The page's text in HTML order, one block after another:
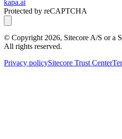
kapa.ai
Protected by reCAPTCHA
© Copyright 2026, Sitecore A/S or a
All rights reserved.
Privacy policySitecore Trust Center